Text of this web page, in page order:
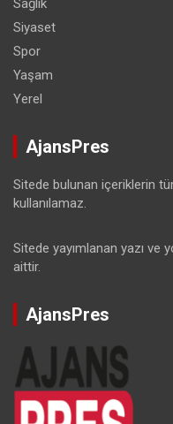
Sağlık
Siyaset
Spor
Yaşam
Yerel
AjansPres
Sitede bulunan içeriklerin
kullanılamaz.
Sitede yayımlanan yazı ve
aittir.
AjansPres